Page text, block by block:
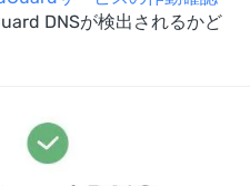
DNSが検出されるかど